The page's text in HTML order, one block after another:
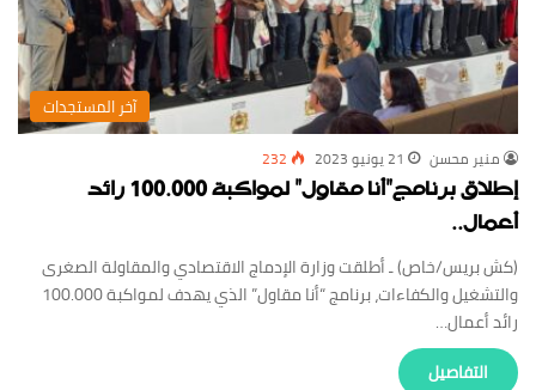
‏آخر المستجدات
منير محسن 21 يونيو 2023 232
إطلاق برنامج”أنا مقاول” لمواكبة 100.000 رائد
أعمال..
(كش بريس/خاص) ـ أطلقت وزارة الإدماج الاقتصادي والمقاولة الصغرى
والتشغيل والكفاءات، برنامج “أنا مقاول” الذي يهدف لمواكبة 100.000
رائد أعمال…
‏التفاصيل